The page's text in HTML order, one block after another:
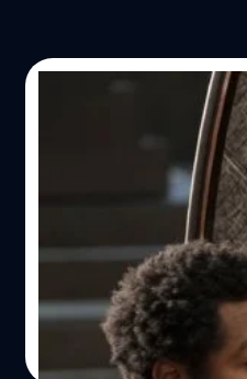
What If…? จะเกิดอ
‘Black Panther 2’
ไรอัน คูเกลอร์ (Ryan
Wakanda Forever' เผยเ
(Chadwick Boseman) ยัง
ภควรรณ สัตยกิจกุล | 1367
Read More